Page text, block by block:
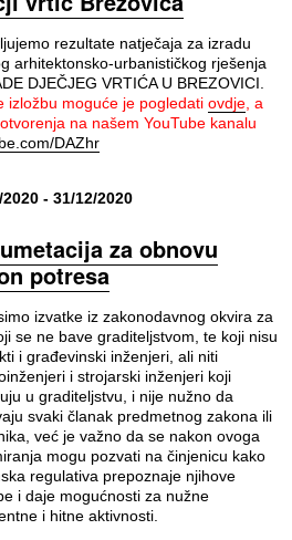
rezultate natječaja za izradu
arhitektonsko-urbanističkog rješenja
DJEČJEG VRTIĆA U BREZOVICI.
izložbu moguće je pogledati ovdje, a
na našem YouTube kanalu
DAZhr
- 31/12/2020
za obnovu
potresa
izvatke iz zakonodavnog okvira za
se ne bave graditeljstvom, te koji nisu
i građevinski inženjeri, ali niti
i strojarski inženjeri koji
u graditeljstvu, i nije nužno da
svaki članak predmetnog zakona ili
već je važno da se nakon ovoga
mogu pozvati na činjenicu kako
regulativa prepoznaje njihove
i daje mogućnosti za nužne
i hitne aktivnosti.